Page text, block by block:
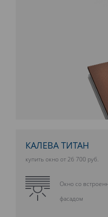
КАЛЕВА ТИТАН
купить окно от 26 700 руб.
Окно со
фасадом